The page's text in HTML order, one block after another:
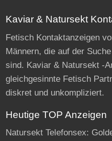
Kaviar & Natursekt
Fetisch Kontaktanzeigen
Männern, die auf der
sind. Kaviar & Natursekt -
gleichgesinnte Fetisch
diskret und unkompliziert.
Heutige TOP Anzeigen
Natursekt Telefonsex: